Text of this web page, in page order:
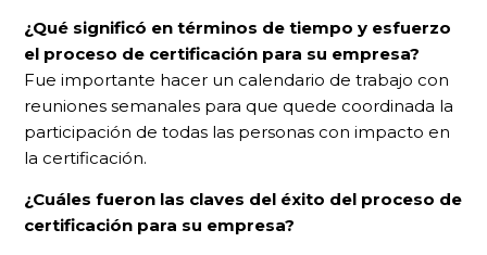
¿Qué significó en términos de tiempo y esfuerzo
el proceso de certificación para su empresa?
Fue importante hacer un calendario de trabajo con
reuniones semanales para que quede coordinada la
participación de todas las personas con impacto en
la certificación.
¿Cuáles fueron las claves del éxito del proceso de
certificación para su empresa?